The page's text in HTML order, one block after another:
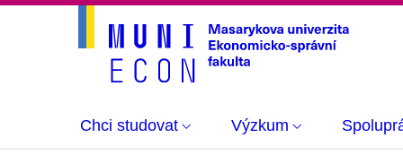
Chci studovat Výzkum